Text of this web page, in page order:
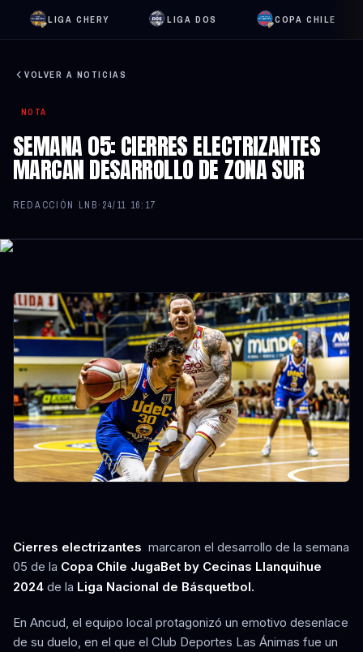
LIGA CHERY LIGA DOS COPA CHILE
VOLVER A NOTICIAS
NOTA
SEMANA 05: CIERRES ELECTRIZANTES
MARCAN DESARROLLO DE ZONA SUR
REDACCIÓN LNB· 24/11 16:17
Cierres electrizantes marcaron el desarrollo de la semana
05 de la Copa Chile JugaBet by Cecinas Llanquihue
2024 de la Liga Nacional de Básquetbol.
En Ancud, el equipo local protagonizó un emotivo desenlace
de su duelo, en el que el Club Deportes Las Ánimas fue un